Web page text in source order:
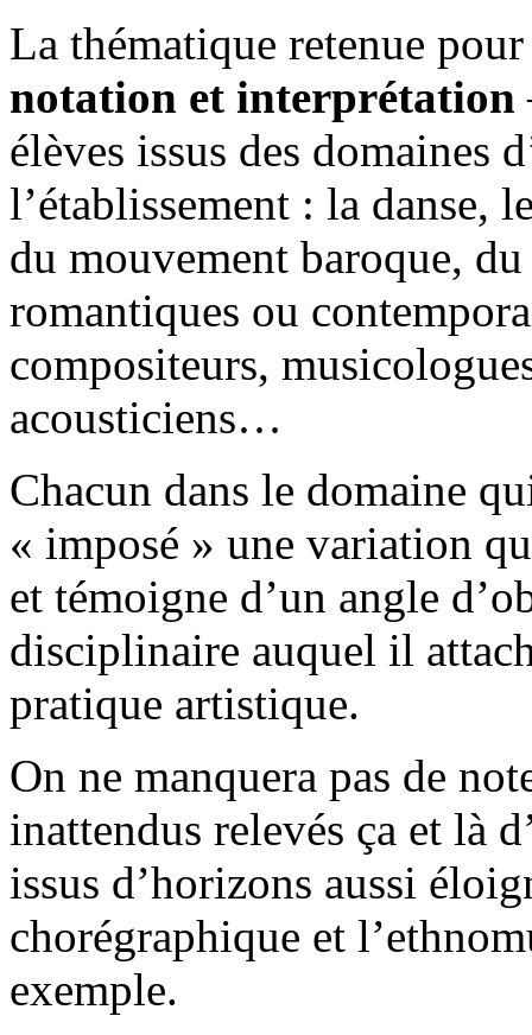
La thématique retenue
notation et interprétation
élèves issus des domaines
l’établissement : la danse,
du mouvement baroque,
romantiques ou
compositeurs,
acousticiens…
Chacun dans le domaine
« imposé » une variation
et témoigne d’un angle
disciplinaire auquel il
pratique artistique.
On ne manquera pas de
inattendus relevés ça et là
issus d’horizons aussi
chorégraphique et
exemple.